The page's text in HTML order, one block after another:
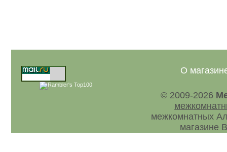
О
© 2009-2026
межкомнатных
магазине